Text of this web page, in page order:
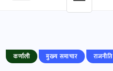
कर्णाली मुख्‍य समाचार राजनीति